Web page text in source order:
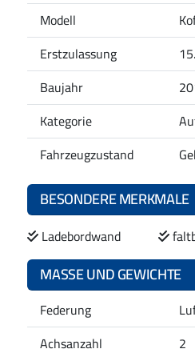
Modell
Erstzulassung
Baujahr
Kategorie
Fahrzeugzustand
BESONDERE MERKMALE
Ladebordwand
MASSE UND GEWICHTE
Federung
Achsanzahl
2